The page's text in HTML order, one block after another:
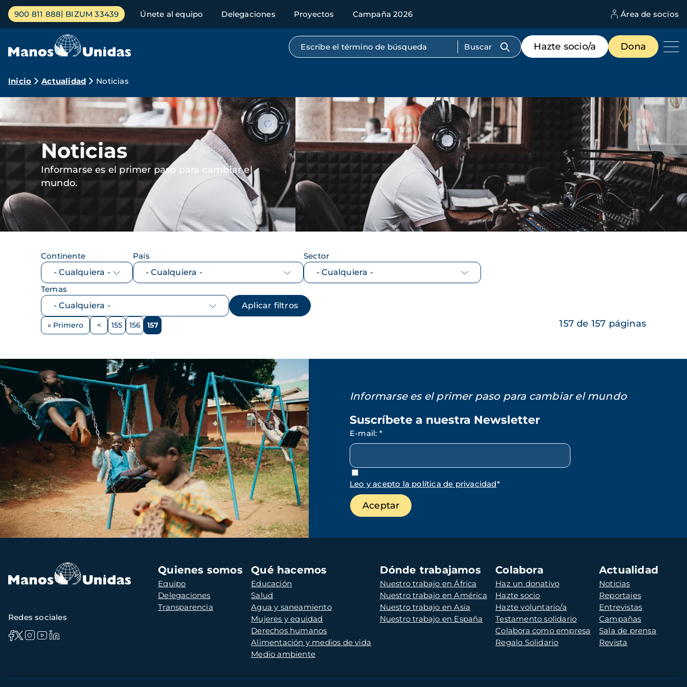
Pasar
contenido
Menú
principal
900 811 888 BIZUM 33439 Únete al equipo Delegaciones Proyectos Campaña 2026 Área de socios
Búsqueda por texto completo
Menú
de
destacados
Hazte socio/a Dona
Ruta
de
navegación
Inicio Actualidad Noticias
Imagen Imagen
Noticias
Informarse es el primer paso para cambiar el
mundo.
Continente País Sector
Temas
Paginación
Primera
« Primero
Página
< Página
155 Página
156 Página
157 157 de 157 páginas
Informarse es el primer paso para cambiar el mundo
Suscríbete a nuestra Newsletter
E-mail: *
Leo y acepto la política de privacidad*
Navegación
principal
Quienes somos
Equipo
Delegaciones
Transparencia
Qué hacemos
Educación
Salud
Agua y saneamiento
Mujeres y equidad
Derechos humanos
Alimentación y medios de vida
Medio ambiente
Dónde trabajamos
Nuestro trabajo en África
Nuestro trabajo en América
Nuestro trabajo en Asia
Nuestro trabajo en España
Colabora
Haz un donativo
Hazte socio
Hazte voluntario/a
Testamento solidario
Colabora como empresa
Regalo Solidario
Actualidad
Noticias
Reportajes
Entrevistas
Campañas
Sala de prensa
Revista
Redes sociales